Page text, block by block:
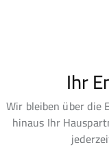
Ihr
Wir bleiben über die
hinaus Ihr